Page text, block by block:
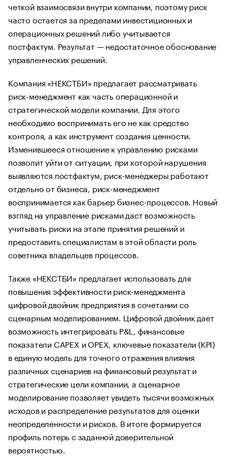
четкой взаимосвязи внутри компании, поэтому риск
часто остается за пределами инвестиционных и
операционных решений либо учитывается
постфактум. Результат — недостаточное обоснование
управленческих решений.
Компания «НЕКСТБИ» предлагает рассматривать
риск-менеджмент как часть операционной и
стратегической модели компании. Для этого
необходимо воспринимать его не как средство
контроля, а как инструмент создания ценности.
Изменившееся отношение к управлению рисками
позволит уйти от ситуации, при которой нарушения
выявляются постфактум, риск-менеджеры работают
отдельно от бизнеса, риск-менеджмент
воспринимается как барьер бизнес-процессов. Новый
взгляд на управление рисками даст возможность
учитывать риски на этапе принятия решений и
предоставить специалистам в этой области роль
советника владельцев процессов.
Также «НЕКСТБИ» предлагает использовать для
повышения эффективности риск-менеджмента
цифровой двойник предприятия в сочетании со
сценарным моделированием. Цифровой двойник дает
возможность интегрировать P&L, финансовые
показатели CAPEX и OPEX, ключевые показатели (KPI)
в единую модель для точного отражения влияния
различных сценариев на финансовый результат и
стратегические цели компании, а сценарное
моделирование позволяет увидеть тысячи возможных
исходов и распределение результатов для оценки
неопределенности и рисков. В итоге формируется
профиль потерь с заданной доверительной
вероятностью.